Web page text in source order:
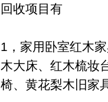
回收项目有
1，家用卧室红木
木大床、红木梳妆
椅、黄花梨木旧家